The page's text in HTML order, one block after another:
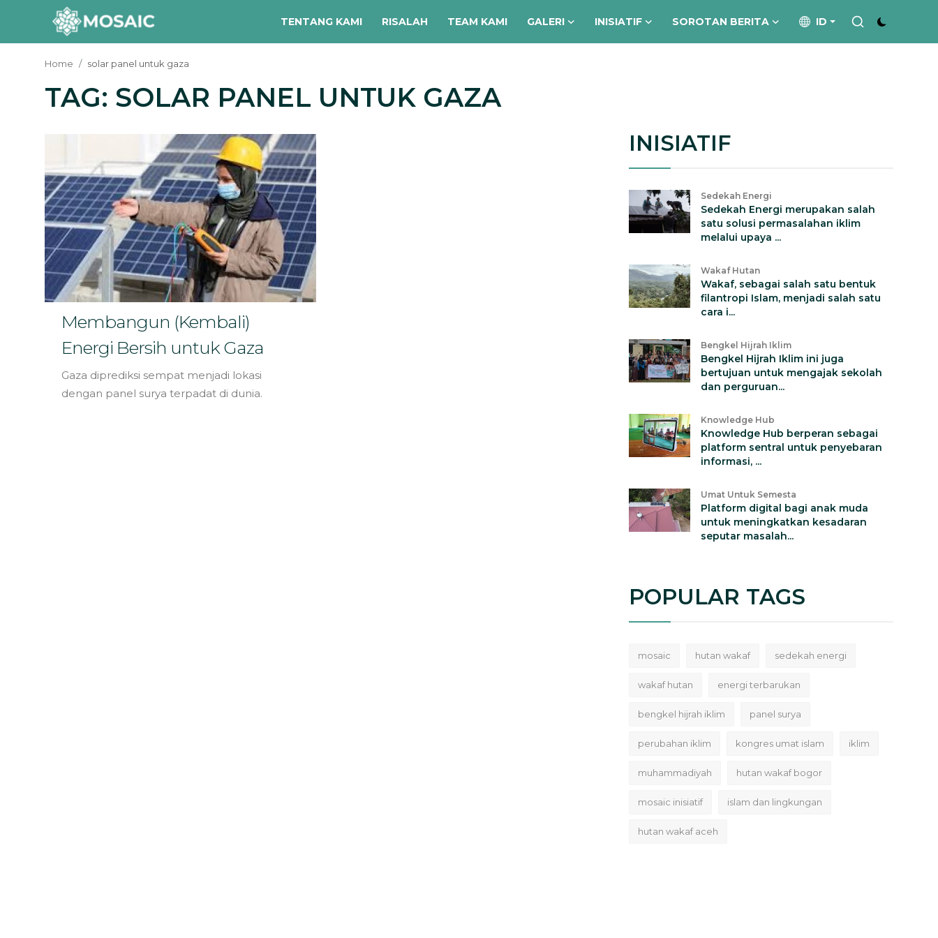
TENTANG KAMI RISALAH TEAM KAMI GALERI INISIATIF SOROTAN BERITA ID
Contact
Team Kami
Sorotan Berita
Bahasa
Home solar panel untuk gaza
TAG: SOLAR PANEL UNTUK GAZA
Membangun (Kembali)
Energi Bersih untuk Gaza
Gaza diprediksi sempat menjadi lokasi
dengan panel surya terpadat di dunia.
INISIATIF
Sedekah Energi
Sedekah Energi merupakan salah
satu solusi permasalahan iklim
melalui upaya ...
Wakaf Hutan
Wakaf, sebagai salah satu bentuk
filantropi Islam, menjadi salah satu
cara i...
Bengkel Hijrah Iklim
Bengkel Hijrah Iklim ini juga
bertujuan untuk mengajak sekolah
dan perguruan...
Knowledge Hub
Knowledge Hub berperan sebagai
platform sentral untuk penyebaran
informasi, ...
Umat Untuk Semesta
Platform digital bagi anak muda
untuk meningkatkan kesadaran
seputar masalah...
POPULAR TAGS
mosaic hutan wakaf sedekah energi
wakaf hutan energi terbarukan
bengkel hijrah iklim panel surya
perubahan iklim kongres umat islam iklim
muhammadiyah hutan wakaf bogor
mosaic inisiatif islam dan lingkungan
hutan wakaf aceh